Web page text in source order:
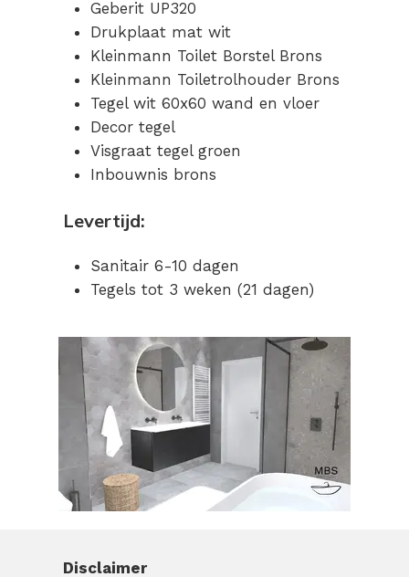
Geberit UP320
Drukplaat mat wit
Kleinmann Toilet Borstel Brons
Kleinmann Toiletrolhouder Brons
Tegel wit 60x60 wand en vloer
Decor tegel
Visgraat tegel groen
Inbouwnis brons
Levertijd:
Sanitair 6-10 dagen
Tegels tot 3 weken (21 dagen)
Disclaimer